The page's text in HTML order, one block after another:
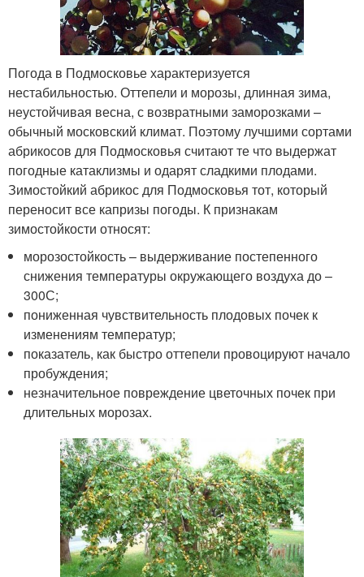
Погода в Подмосковье характеризуется
нестабильностью. Оттепели и морозы, длинная зима,
неустойчивая весна, с возвратными заморозками –
обычный московский климат. Поэтому лучшими сортами
абрикосов для Подмосковья считают те что выдержат
погодные катаклизмы и одарят сладкими плодами.
Зимостойкий абрикос для Подмосковья тот, который
переносит все капризы погоды. К признакам
зимостойкости относят:
морозостойкость – выдерживание постепенного
снижения температуры окружающего воздуха до –
300С;
пониженная чувствительность плодовых почек к
изменениям температур;
показатель, как быстро оттепели провоцируют начало
пробуждения;
незначительное повреждение цветочных почек при
длительных морозах.